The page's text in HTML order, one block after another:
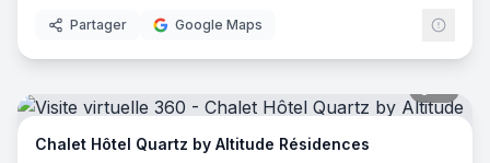
Partager Google Maps
Chalet Hôtel Quartz by Altitude Résidences